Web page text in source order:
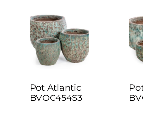
Pot Atlantic
BVOC454S3